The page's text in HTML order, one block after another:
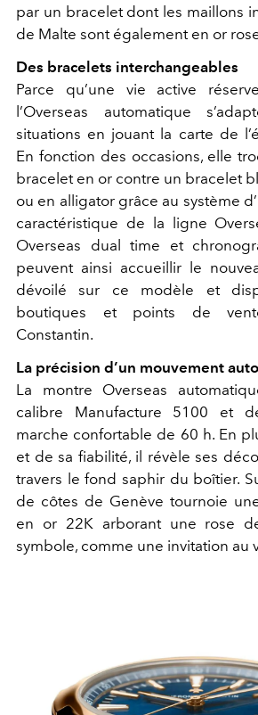
par un bracelet dont les maillons
de Malte sont également en or
Des bracelets interchangeables
Parce qu’une vie active
l’Overseas automatique
situations en jouant la carte de
En fonction des occasions, elle
bracelet en or contre un bracelet
ou en alligator grâce au système
caractéristique de la ligne
Overseas dual time et
peuvent ainsi accueillir le
dévoilé sur ce modèle et
boutiques et points de
Constantin.
La précision d’un mouvement
La montre Overseas
calibre Manufacture 5100 et
marche confortable de 60 h. En
et de sa fiabilité, il révèle ses
travers le fond saphir du boîtier.
de côtes de Genève tournoie
en or 22K arborant une rose
symbole, comme une invitation au